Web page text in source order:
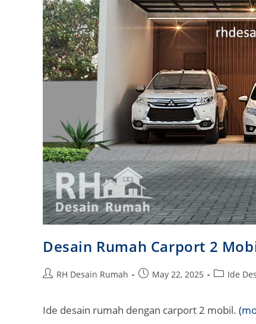
Desain Rumah Carport 2
PostRH Desain Rumah
PostMay 22, 2025
PostIde
Ide desain rumah dengan carport 2 mobil.